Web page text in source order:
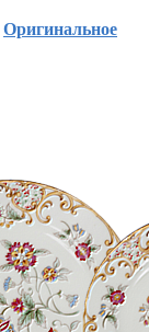
Оригинальное